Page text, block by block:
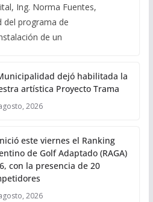
Ing. Norma Fuentes,
del programa de
de un
dejó habilitada la
artística Proyecto Trama
2026
este viernes el Ranking
de Golf Adaptado (RAGA)
con la presencia de 20
2026